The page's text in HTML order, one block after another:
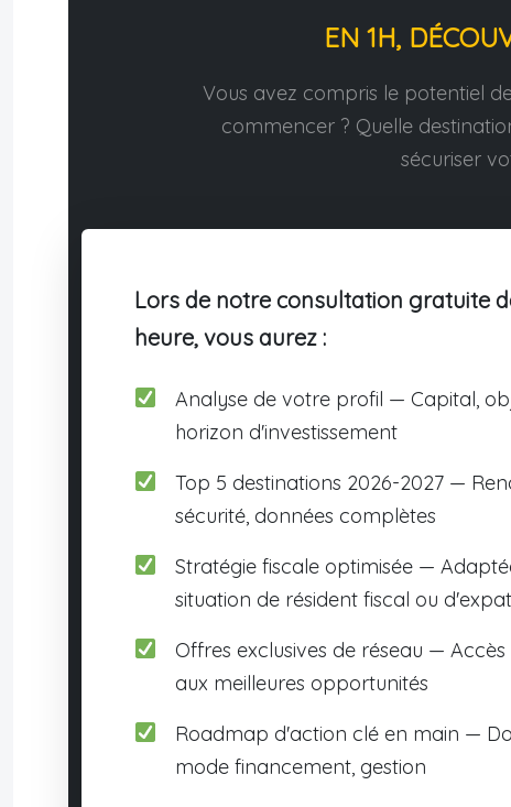
EN 1H,
Vous avez compris le potentiel
commencer ? Quelle
sécuriser
Lors de notre consultation gratuite
heure, vous aurez :
Analyse de votre profil — Capital,
horizon d'investissement
Top 5 destinations 2026-2027 —
sécurité, données complètes
Stratégie fiscale optimisée —
situation de résident fiscal ou
Offres exclusives de réseau —
aux meilleures opportunités
Roadmap d'action clé en main —
mode financement, gestion